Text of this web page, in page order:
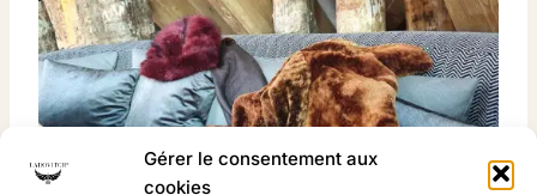
Gérer le consentement aux
cookies